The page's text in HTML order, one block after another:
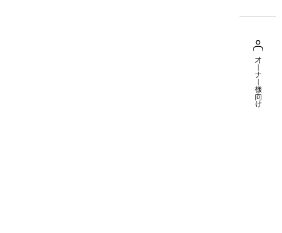
オーナー様向け